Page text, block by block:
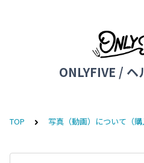
ONLYFIVE / ヘ
TOP 写真（動画）について（購